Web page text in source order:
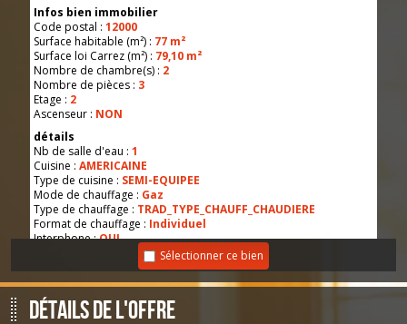
Infos bien immobilier
Code postal :12000
Surface habitable (m²) : 77 m²
Surface loi Carrez (m²) : 79,10 m²
Nombre de chambre(s) : 2
Nombre de pièces : 3
Etage : 2
Ascenseur : NON
détails
Nb de salle d'eau :1
Cuisine :AMERICAINE
Type de cuisine : SEMI-EQUIPEE
Mode de chauffage : Gaz
Type de chauffage : TRAD_TYPE_CHAUFF_CHAUDIERE
Format de chauffage : Individuel
Interphone :OUI
Murs mitoyens :1
Nombre de garage :1
Cave : OUI
Nombre de parking :1
Sélectionner ce bien
Détails de l'offre